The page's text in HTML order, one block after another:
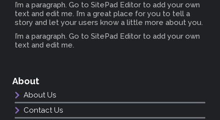
I’m a paragraph. Go to SitePad Editor to add your own
text and edit me. I’m a great place for you to tell a
story and let your users know a little more about you.
I’m a paragraph. Go to SitePad Editor to add your own
text and edit me.
About
About Us
Contact Us